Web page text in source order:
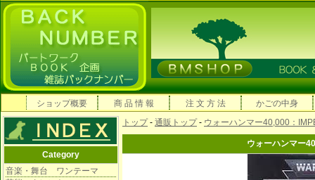
ショップ概要 商 品 情 報 注 文 方 法 かごの中身
Category
音楽・舞台 ワンテーマ
トップ- 通販トップ- ウォーハンマー40,000：
ウォーハンマー